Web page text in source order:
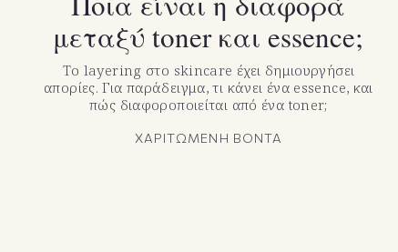
μεταξύ toner και essence;
Το layering στο skincare έχει δημιουργήσει
απορίες. Για παράδειγμα, τι κάνει ένα essence, και
πώς διαφοροποιείται από ένα toner;
ΧΑΡΙΤΩΜΕΝΗ ΒΟΝΤΑ